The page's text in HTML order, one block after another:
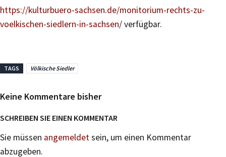
https://kulturbuero-sachsen.de/monitorium-rechts-zu-
voelkischen-siedlern-in-sachsen/ verfügbar.
TAGS Völkische Siedler
Keine Kommentare bisher
SCHREIBEN SIE EINEN KOMMENTAR
Sie müssen angemeldetsein, um einen Kommentar
abzugeben.